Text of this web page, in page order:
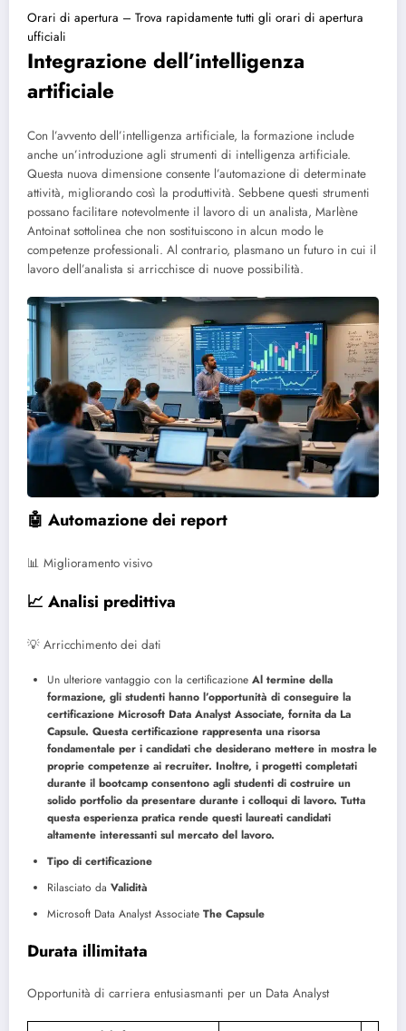
Orari di apertura – Trova rapidamente tutti gli orari di apertura
ufficiali
Integrazione dell’intelligenza
artificiale
Con l’avvento dell’intelligenza artificiale, la formazione include
anche un’introduzione agli strumenti di intelligenza artificiale.
Questa nuova dimensione consente l’automazione di determinate
attività, migliorando così la produttività. Sebbene questi strumenti
possano facilitare notevolmente il lavoro di un analista, Marlène
Antoinat sottolinea che non sostituiscono in alcun modo le
competenze professionali. Al contrario, plasmano un futuro in cui il
lavoro dell’analista si arricchisce di nuove possibilità.
🤖 Automazione dei report
📊 Miglioramento visivo
📈 Analisi predittiva
💡 Arricchimento dei dati
Un ulteriore vantaggio con la certificazione Al termine della
formazione, gli studenti hanno l’opportunità di conseguire la
certificazione Microsoft Data Analyst Associate, fornita da La
Capsule. Questa certificazione rappresenta una risorsa
fondamentale per i candidati che desiderano mettere in mostra le
proprie competenze ai recruiter. Inoltre, i progetti completati
durante il bootcamp consentono agli studenti di costruire un
solido portfolio da presentare durante i colloqui di lavoro. Tutta
questa esperienza pratica rende questi laureati candidati
altamente interessanti sul mercato del lavoro.
Tipo di certificazione
Rilasciato da Validità
Microsoft Data Analyst Associate The Capsule
Durata illimitata
Opportunità di carriera entusiasmanti per un Data Analyst